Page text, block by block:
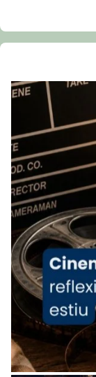
La
dos mesos,
Recupera
tican
07/carmina-
espana-
Foto
View on Facebook
1 week
«Avui les
ajuden a
Mons.
presidit
Santes de